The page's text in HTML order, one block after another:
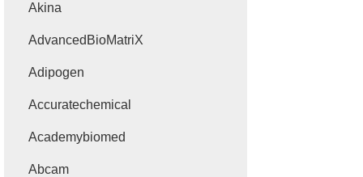
Akina
AdvancedBioMatriX
Adipogen
Accuratechemical
Academybiomed
Abcam